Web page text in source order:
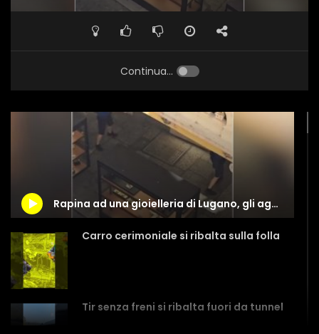
Continua...
Rapina ad una gioielleria di Lugano, gli agenti mettono ko i ladri
Carro cerimoniale si ribalta sulla folla
Tir senza freni si ribalta fuori da tunnel